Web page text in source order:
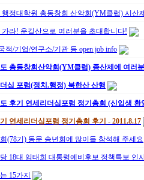
행정대학원 총동창회 산악회(YM클럽) 시산
가라! 운길산으로 여러분을 초대합니다!
적/기업/연구소/기관 등 open job info
총동창회산악회(YM클럽) 종산제에 여러
십 포럼(정치.행정) 북한산 산행
후기 연세리더십포럼 정기총회 (신입생
연세리더십포럼 정기총회 후기 - 2011.8.17
(78기) 동문 송년회에 많이들 참석해 주세요
18대 임태희 대통령예비후보 정책특보 인
15가지